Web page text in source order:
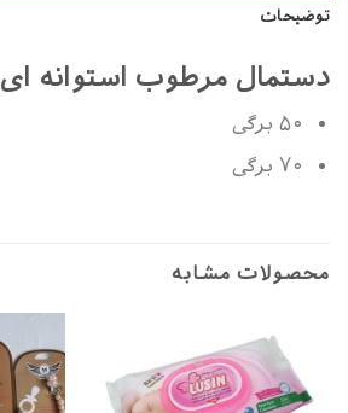
توضیحات
دستمال مرطوب استوانه ای
۵۰ برگی
۷۰ برگی
محصولات مشابه